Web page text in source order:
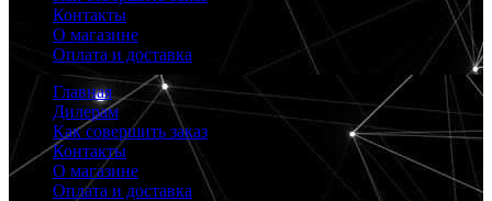
Контакты
О магазине
Оплата и доставка
Главная
Дилерам
Как совершить заказ
Контакты
О магазине
Оплата и доставка